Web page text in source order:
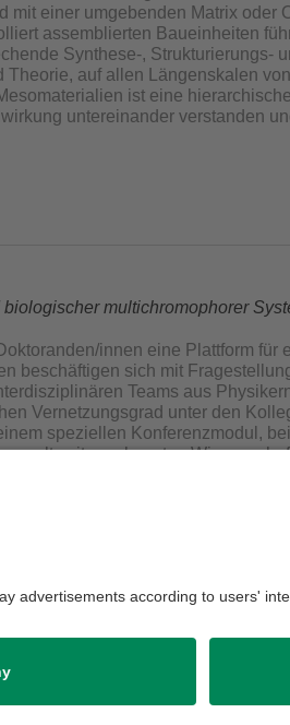
einer umgebenden Matrix oder
assemblierten Baueinheiten
Synthese-, Strukturierungs-
auf allen Längenskalen
ist eine
untereinander verstanden
multichromophorer
innen eine Plattform für
beschäftigen sich mit
Teams aus
Vernetzungsgrad unter den
speziellen Konferenzmodul,
weltweit anerkannten